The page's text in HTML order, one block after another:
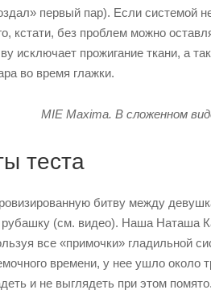
первый пар). Если системой
кстати, без проблем можно
исключает прожигание ткани, а
во время глажки.
MIE Maxima. В сложенном
теста
битву между
(см. видео). Наша Наташа
все «примочки» гладильной
времени, у нее ушло
и не выглядеть при этом помято.